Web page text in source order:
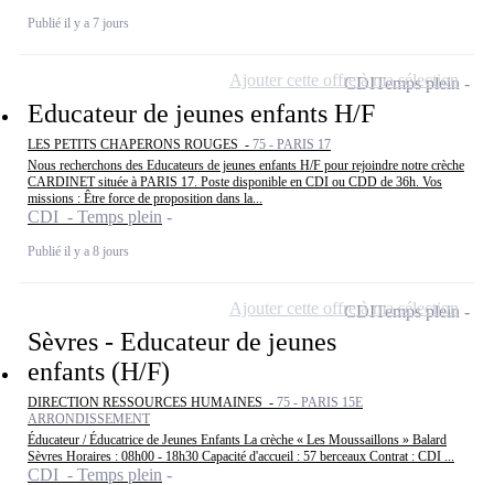
Publié il y a 7 jours
Educateur de jeunes enfants H/F
LES PETITS CHAPERONS ROUGES - 75 - PARIS 17
Nous recherchons des Educateurs de jeunes enfants H/F pour rejoindre notre crèche
CARDINET située à PARIS 17. Poste disponible en CDI ou CDD de 36h. Vos
missions : Être force de proposition dans la...
CDI - Temps plein
Publié il y a 8 jours
CDITemps plein
Ajouter cette offre à ma sélection
Sèvres - Educateur de jeunes
enfants (H/F)
DIRECTION RESSOURCES HUMAINES - 75 - PARIS 15E
ARRONDISSEMENT
Éducateur / Éducatrice de Jeunes Enfants La crèche « Les Moussaillons » Balard
Sèvres Horaires : 08h00 - 18h30 Capacité d'accueil : 57 berceaux Contrat : CDI ...
CDI - Temps plein
CDITemps plein
Ajouter cette offre à ma sélection